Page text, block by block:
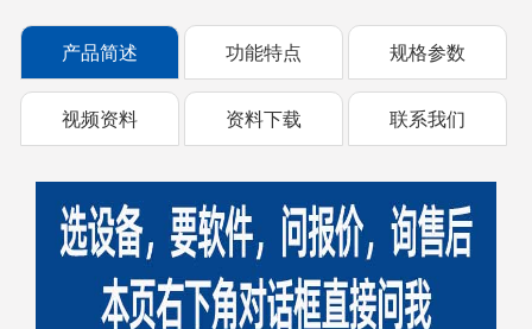
产品简述 功能特点 规格参数
视频资料 资料下载 联系我们